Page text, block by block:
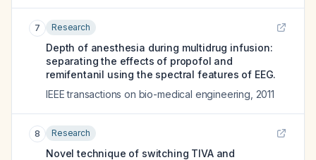
7 Research
Depth of anesthesia during multidrug infusion:
separating the effects of propofol and
remifentanil using the spectral features of EEG.
IEEE transactions on bio-medical engineering 2011
8 Research
Novel technique of switching TIVA and